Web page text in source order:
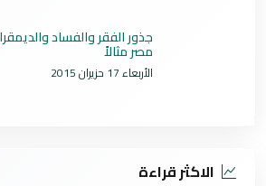
جذور الفقر والفساد
مصر مثالاً
الأربعاء 17 حزيران 2015
الاكثر قراءة